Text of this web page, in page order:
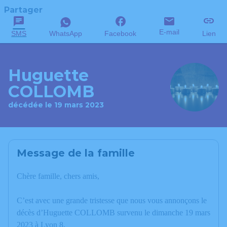
Partager
SMS WhatsApp Facebook E-mail Lien
Huguette
COLLOMB
décédée le 19 mars 2023
Message de la famille
Chère famille, chers amis,
C’est avec une grande tristesse que nous vous annonçons le
décès d’Huguette COLLOMB survenu le dimanche 19 mars
2023 à Lyon 8.